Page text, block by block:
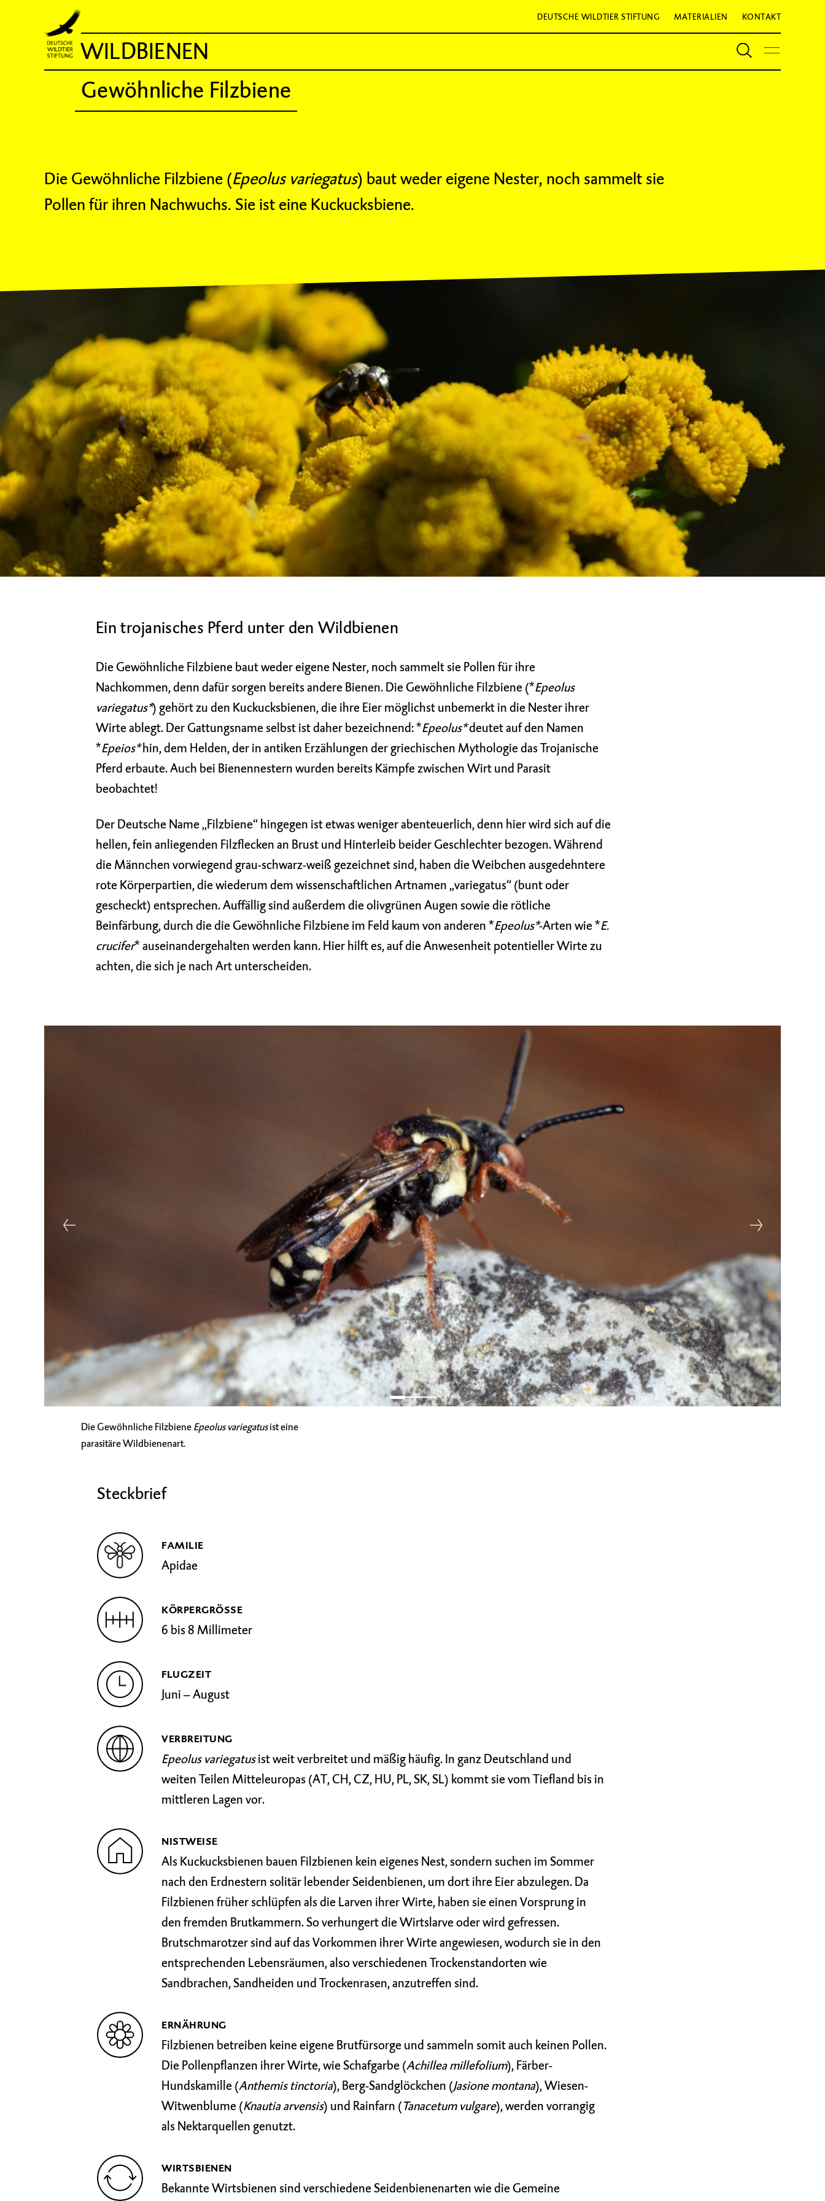
DEUTSCHE WILDTIER STIFTUNG MATERIALIEN KONTAKT
WILDBIENEN
Gewöhnliche Filzbiene
Die Gewöhnliche Filzbiene (Epeolus variegatus) baut weder eigene Nester, noch sammelt sie
Pollen für ihren Nachwuchs. Sie ist eine Kuckucksbiene.
Ein trojanisches Pferd unter den Wildbienen
Die Gewöhnliche Filzbiene baut weder eigene Nester, noch sammelt sie Pollen für ihre
Nachkommen, denn dafür sorgen bereits andere Bienen. Die Gewöhnliche Filzbiene (*Epeolus
variegatus*) gehört zu den Kuckucksbienen, die ihre Eier möglichst unbemerkt in die Nester ihrer
Wirte ablegt. Der Gattungsname selbst ist daher bezeichnend: *Epeolus*deutet auf den Namen
*Epeios*hin, dem Helden, der in antiken Erzählungen der griechischen Mythologie das Trojanische
Pferd erbaute. Auch bei Bienennestern wurden bereits Kämpfe zwischen Wirt und Parasit
beobachtet!
Der Deutsche Name „Filzbiene“ hingegen ist etwas weniger abenteuerlich, denn hier wird sich auf die
hellen, fein anliegenden Filzflecken an Brust und Hinterleib beider Geschlechter bezogen. Während
die Männchen vorwiegend grau-schwarz-weiß gezeichnet sind, haben die Weibchen ausgedehntere
rote Körperpartien, die wiederum dem wissenschaftlichen Artnamen „variegatus“ (bunt oder
gescheckt) entsprechen. Auffällig sind außerdem die olivgrünen Augen sowie die rötliche
Beinfärbung, durch die die Gewöhnliche Filzbiene im Feld kaum von anderen *Epeolus*-Arten wie *E.
crucifer* auseinandergehalten werden kann. Hier hilft es, auf die Anwesenheit potentieller Wirte zu
achten, die sich je nach Art unterscheiden.
Die Gewöhnliche FilzbieneEpeolus variegatusist eine
parasitäre Wildbienenart.
Steckbrief
FAMILIE
Apidae
KÖRPERGRÖSSE
6 bis 8 Millimeter
FLUGZEIT
Juni – August
VERBREITUNG
Epeolus variegatusist weit verbreitet und mäßig häufig. In ganz Deutschland und
weiten Teilen Mitteleuropas (AT, CH, CZ, HU, PL, SK, SL) kommt sie vom Tiefland bis in
mittleren Lagen vor.
NISTWEISE
Als Kuckucksbienen bauen Filzbienen kein eigenes Nest, sondern suchen im Sommer
nach den Erdnestern solitär lebender Seidenbienen, um dort ihre Eier abzulegen. Da
Filzbienen früher schlüpfen als die Larven ihrer Wirte, haben sie einen Vorsprung in
den fremden Brutkammern. So verhungert die Wirtslarve oder wird gefressen.
Brutschmarotzer sind auf das Vorkommen ihrer Wirte angewiesen, wodurch sie in den
entsprechenden Lebensräumen, also verschiedenen Trockenstandorten wie
Sandbrachen, Sandheiden und Trockenrasen, anzutreffen sind.
ERNÄHRUNG
Filzbienen betreiben keine eigene Brutfürsorge und sammeln somit auch keinen Pollen.
Die Pollenpflanzen ihrer Wirte, wie Schafgarbe (Achillea millefolium), Färber-
Hundskamille (Anthemis tinctoria), Berg-Sandglöckchen (Jasione montana), Wiesen-
Witwenblume (Knautia arvensis) und Rainfarn (Tanacetum vulgare), werden vorrangig
als Nektarquellen genutzt.
WIRTSBIENEN
Bekannte Wirtsbienen sind verschiedene Seidenbienenarten wie die Gemeine